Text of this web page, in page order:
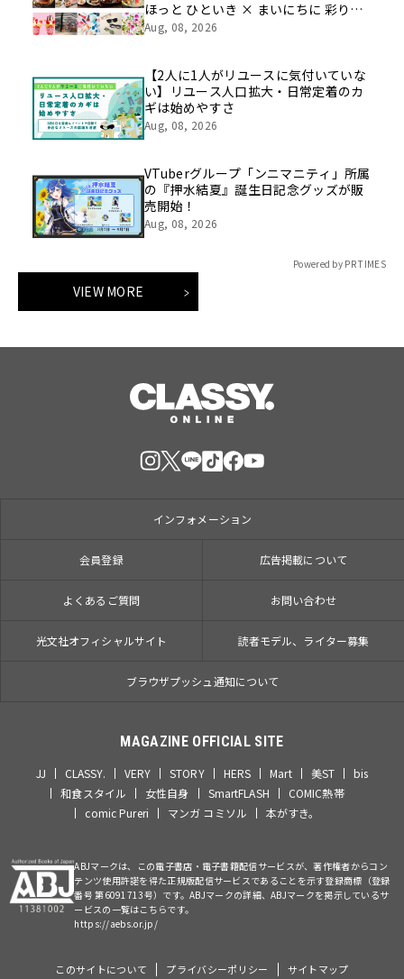
ほっと ひといき × まいにちに 彩りと
豊かさと
Aug, 08, 2026
【2人に1人がリユースに気付いていな
い】リユース人口拡大・日常定着のカ
ギは始めやすさ
Aug, 08, 2026
VTuberグループ「ンニマニティ」所属
の『押水結夏』誕生日記念グッズが販
売開始！
Aug, 08, 2026
Powered by PR TIMES
VIEW MORE
インフォメーション
会員登録 広告掲載について
よくあるご質問 お問い合わせ
光文社オフィシャルサイト 読者モデル、ライター募集
ブラウザプッシュ通知について
MAGAZINE OFFICIAL SITE
JJ CLASSY. VERY STORY HERS Mart 美ST
bis
和食スタイル
女性自身 SmartFLASH
COMIC熱帯
comic Pureri
マンガ コミソル 本がすき。
ABJマークは、この電子書店・電子書籍配信サービスが、著作権者からコン
テンツ使用許諾を得た正規版配信サービスであることを示す登録商標（登録
番号 第6091713号）です。ABJマークの詳細、ABJマークを掲示しているサ
ービスの一覧はこちらです。
https://aebs.or.jp/
このサイトについて プライバシーポリシー サイトマップ